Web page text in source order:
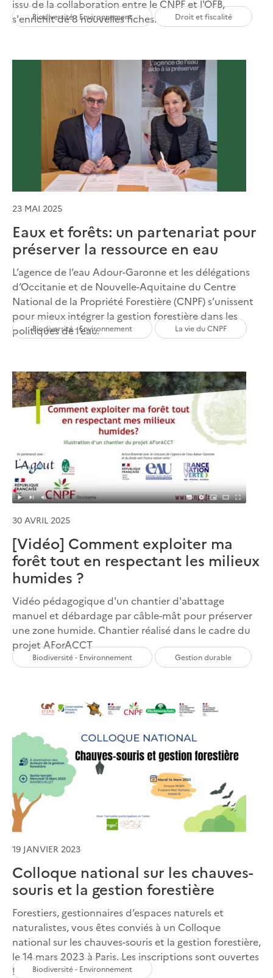
issu de la collaboration entre le CNPF et l'OFB,
s'enrichit de 8 nouvelles fiches.
Biodiversité - Environnement Droit et fiscalité
23 MAI 2025
Eaux et forêts: un partenariat pour
préserver la ressource en eau
L’agence de l’eau Adour-Garonne et les délégations
d’Occitanie et de Nouvelle-Aquitaine du Centre
National de la Propriété Forestière (CNPF) s’unissent
pour mieux intégrer la gestion forestière dans les
politiques de l’eau.
Biodiversité - Environnement La vie du CNPF
30 AVRIL 2025
[Vidéo] Comment exploiter ma
forêt tout en respectant les milieux
humides ?
Vidéo pédagogique d'un chantier d'abattage
manuel et débardage par câble-mât pour préserver
une zone humide. Chantier réalisé dans le cadre du
projet AForACCT
Biodiversité - Environnement Gestion durable
19 JANVIER 2023
Colloque national sur les chauves-
souris et la gestion forestière
Forestiers, gestionnaires d’espaces naturels et
naturalistes, vous êtes conviés à un Colloque
national sur les chauves-souris et la gestion forestière,
le 14 mars 2023 à Paris. Les inscriptions sont ouvertes
!
Biodiversité - Environnement